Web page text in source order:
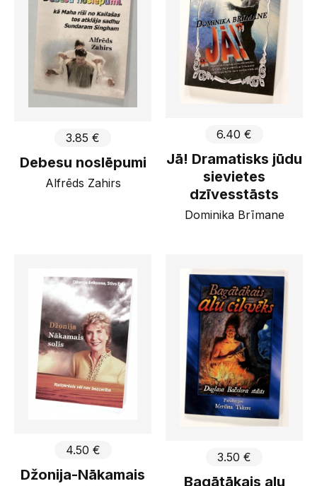
3.85 €
Debesu noslēpumi
Alfrēds Zahirs
6.40 €
Jā! Dramatisks jūdu
sievietes
dzīvesstāsts
Dominika Brīmane
4.50 €
Džonija-Nākamais
3.50 €
Bagātākais alu